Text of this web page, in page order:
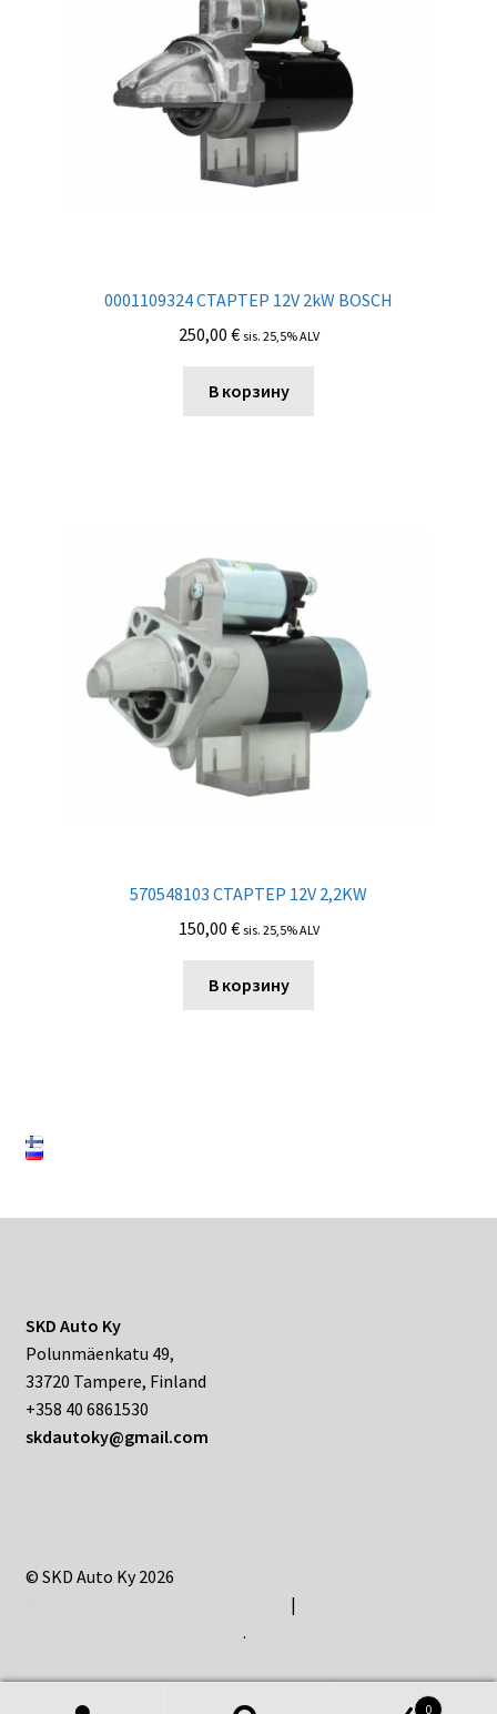
0001109324 СТАРТЕР 12V 2kW BOSCH
250,00 € sis. 25,5% ALV
В корзину
570548103 СТАРТЕР 12V 2,2KW
150,00 € sis. 25,5% ALV
В корзину
SKD Auto Ky
Polunmäenkatu 49,
33720 Tampere, Finland
+358 40 6861530
skdautoky@gmail.com
© SKD Auto Ky 2026
.
0